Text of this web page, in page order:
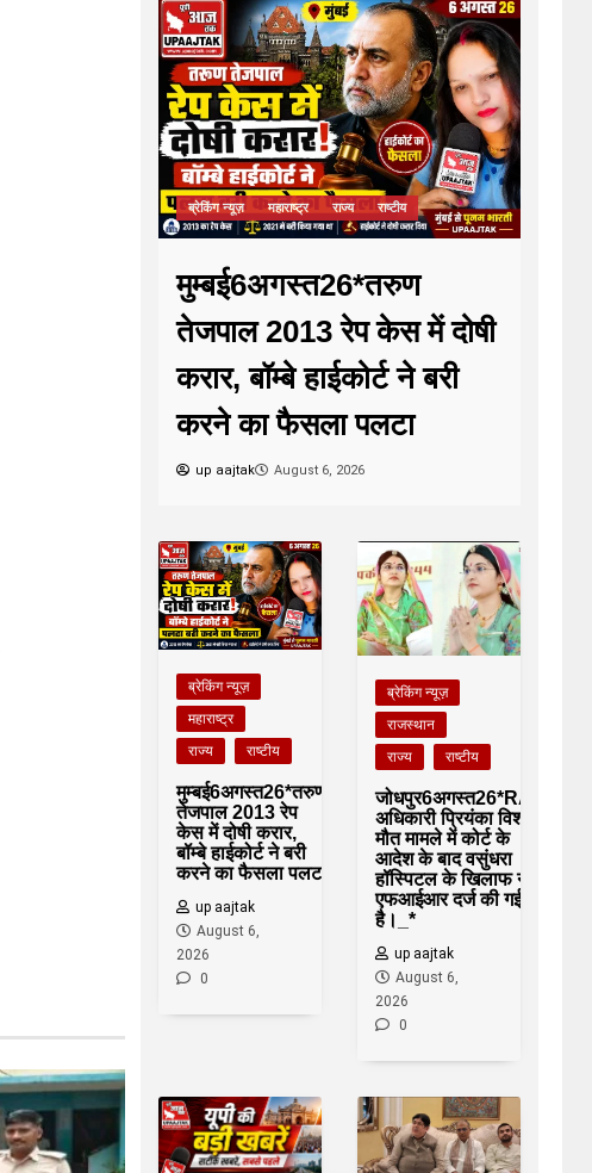
ब्रेकिंग न्यूज़ महाराष्ट्र राज्य राष्टीय
मुम्बई6अगस्त26*तरुण
तेजपाल 2013 रेप केस में दोषी
करार, बॉम्बे हाईकोर्ट ने बरी
करने का फैसला पलटा
up aajtak August 6, 2026
ब्रेकिंग न्यूज़
महाराष्ट्र
राज्य
राष्टीय
मुम्बई6अगस्त26*तरुण
तेजपाल 2013 रेप
केस में दोषी करार,
बॉम्बे हाईकोर्ट ने बरी
करने का फैसला पलटा
up aajtak
August 6,
2026
0
ब्रेकिंग न्यूज़
राजस्थान
राज्य
राष्टीय
जोधपुर6अगस्त26*RAS
अधिकारी प्रियंका विश्नोई
मौत मामले में कोर्ट के
आदेश के बाद वसुंधरा
हॉस्पिटल के खिलाफ नई
एफआईआर दर्ज की गई
है।_*
up aajtak
August 6,
2026
0